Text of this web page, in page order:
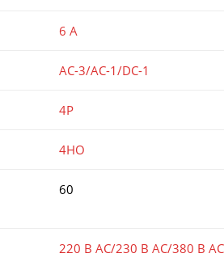
6 А
AC-3/AC-1/DC-1
4P
4НО
60
220 В AC/230 В AC/380 В